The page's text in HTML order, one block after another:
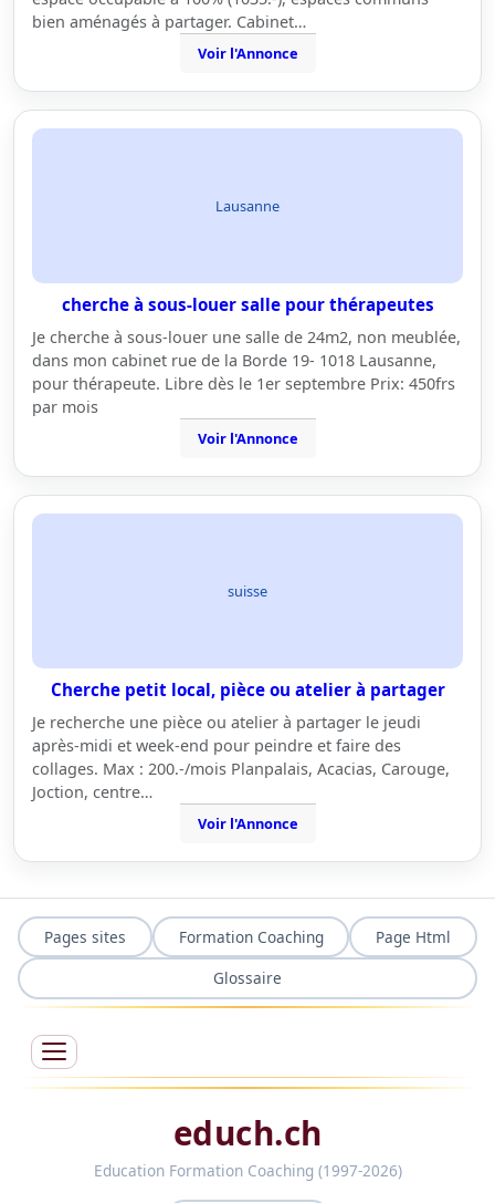
bien aménagés à partager. Cabinet…
Voir l'Annonce
Lausanne
cherche à sous-louer salle pour thérapeutes
Je cherche à sous-louer une salle de 24m2, non meublée,
dans mon cabinet rue de la Borde 19- 1018 Lausanne,
pour thérapeute. Libre dès le 1er septembre Prix: 450frs
par mois
Voir l'Annonce
suisse
Cherche petit local, pièce ou atelier à partager
Je recherche une pièce ou atelier à partager le jeudi
après-midi et week-end pour peindre et faire des
collages. Max : 200.-/mois Planpalais, Acacias, Carouge,
Joction, centre…
Voir l'Annonce
Pages sites Formation Coaching
Page Html
Glossaire
educh.ch
Education Formation Coaching (1997-2026)